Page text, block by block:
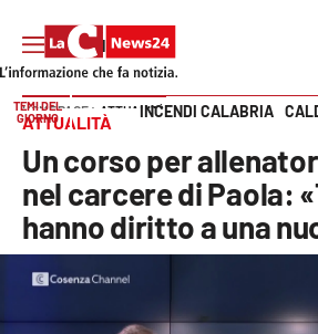
SEZIONI
Cronaca
Politica
Vai
TEMI DEL
GIORNO
INCENDI CALABRIA
HOME PAGE ATTUALITÀ
ATTUALITÀ
Un corso per
nel carcere di Paola:
hanno diritto a una